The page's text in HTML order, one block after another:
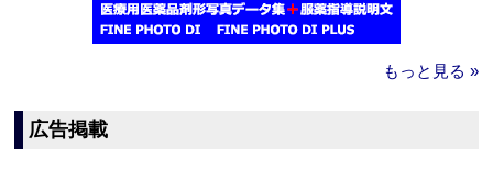
もっと見る »
広告掲載